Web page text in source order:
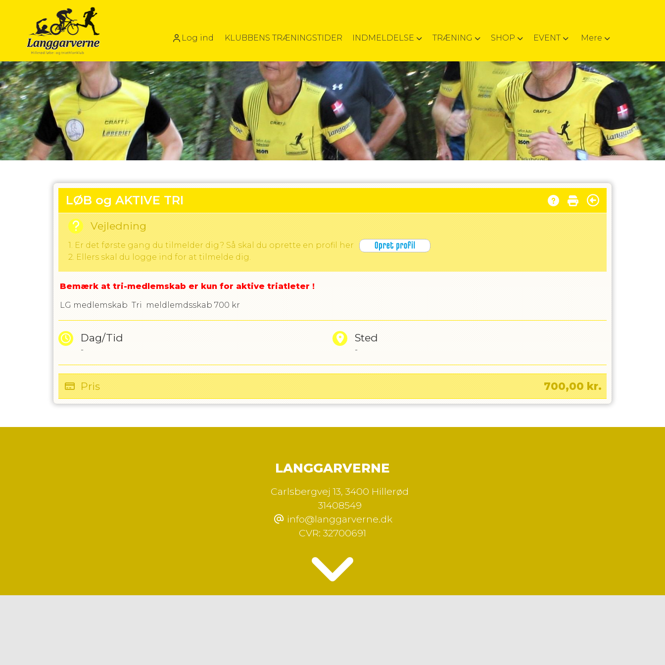
Log ind KLUBBENS TRÆNINGSTIDER INDMELDELSE TRÆNING SHOP EVENT Mere
LØB og AKTIVE TRI
Vejledning
1. Er det første gang du tilmelder dig? Så skal du oprette en profil her
2. Ellers skal du logge ind for at tilmelde dig.
Bemærk at tri-medlemskab er kun for aktive triatleter !
LG medlemskab Tri meldlemdsskab 700 kr
Dag/Tid
-
Sted
-
Pris 700,00 kr.
LANGGARVERNE
Carlsbergvej 13, 3400 Hillerød
31408549
info@langgarverne.dk
CVR: 32700691